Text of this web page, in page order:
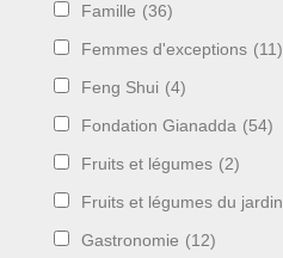
Famille (36)
Femmes d'exceptions (11)
Feng Shui (4)
Fondation Gianadda (54)
Fruits et légumes (2)
Fruits et légumes du jardin
Gastronomie (12)